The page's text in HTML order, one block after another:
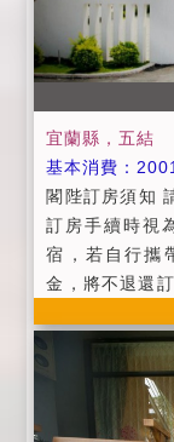
如有遺失，恕
宜蘭縣，五結
基本消費：
閣陛訂房須知
訂房手續時視
宿，若自行攜
金，將不退還
元 ( 含早餐、
數，請您務必
宿有權拒絕房
之損失。 →若
旅客自願放棄